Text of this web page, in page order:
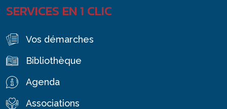
SERVICES EN 1 CLIC
Vos démarches
Bibliothèque
Agenda
Associations